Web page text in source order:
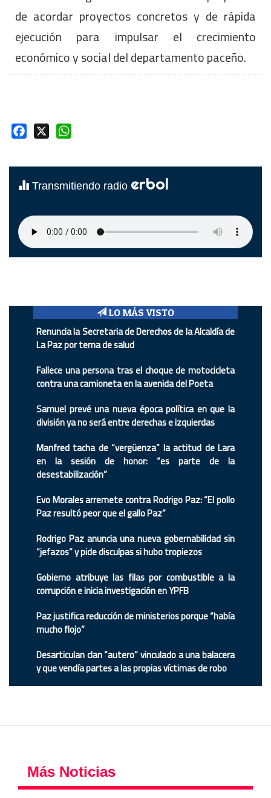
de acordar proyectos concretos y de rápida
ejecución para impulsar el crecimiento
económico y social del departamento paceño.
Facebook
Transmitiendo radio erbol
LO MÁS VISTO
Renuncia la Secretaria de Derechos de la Alcaldía de
La Paz por tema de salud
Fallece una persona tras el choque de motocicleta
contra una camioneta en la avenida del Poeta
Samuel prevé una nueva época política en que la
división ya no será entre derechas e izquierdas
Manfred tacha de “vergüenza” la actitud de Lara
en la sesión de honor: “es parte de la
desestabilización”
Evo Morales arremete contra Rodrigo Paz: “El pollo
Paz resultó peor que el gallo Paz”
Rodrigo Paz anuncia una nueva gobernabilidad sin
“jefazos” y pide disculpas si hubo tropiezos
Gobierno atribuye las filas por combustible a la
corrupción e inicia investigación en YPFB
Paz justifica reducción de ministerios porque “había
mucho flojo”
Desarticulan clan “autero” vinculado a una balacera
y que vendía partes a las propias víctimas de robo
Más Noticias